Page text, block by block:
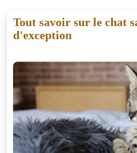
Tout savoir sur le chat
d'exception